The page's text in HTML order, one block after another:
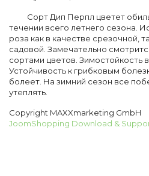
Сорт Дип Перпл цветет
течении всего летнего сезона.
роза как в качестве срезочной,
садовой. Замечательно
сортами цветов. Зимостойкость
Устойчивость к грибковым
болеет. На зимний сезон все
утеплять.
Copyright MAXXmarketing GmbH
JoomShopping Download &